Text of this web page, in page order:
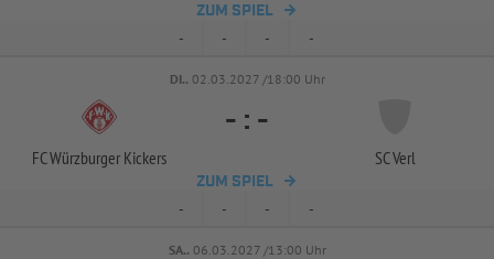
ZUM SPIEL
- - - -
DI.. 02.03.2027 /18:00 Uhr
FC Würzburger Kickers
- : -
SC Verl
ZUM SPIEL
- - - -
SA.. 06.03.2027 /13:00 Uhr